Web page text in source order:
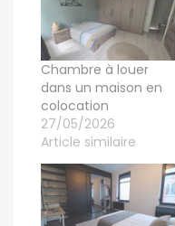
Chambre à louer
dans un maison en
colocation
27/05/2026
Article similaire